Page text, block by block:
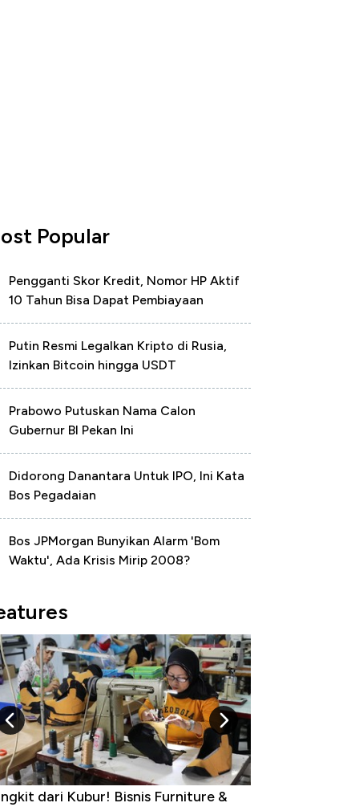
Popular
Pengganti Skor Kredit, Nomor HP Aktif
10 Tahun Bisa Dapat Pembiayaan
Putin Resmi Legalkan Kripto di Rusia,
Izinkan Bitcoin hingga USDT
Prabowo Putuskan Nama Calon
Gubernur BI Pekan Ini
Didorong Danantara Untuk IPO, Ini Kata
Bos Pegadaian
Bos JPMorgan Bunyikan Alarm 'Bom
Waktu', Ada Krisis Mirip 2008?
dari Kubur! Bisnis Furniture &
Industri Susu Jadi